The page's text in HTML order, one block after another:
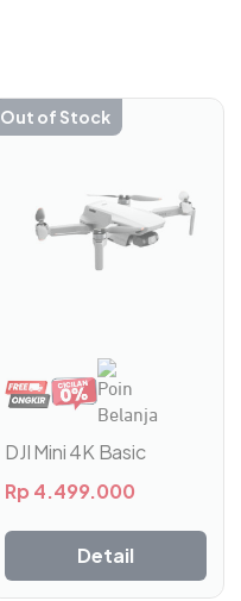
Out of Stock
DJI Mini 4K Basic
Rp 4.499.000
Detail